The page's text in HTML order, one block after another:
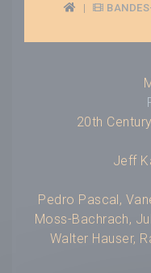
|
20th
Jeff
Pedro Pascal,
Moss-Bachrach,
Walter Hauser,